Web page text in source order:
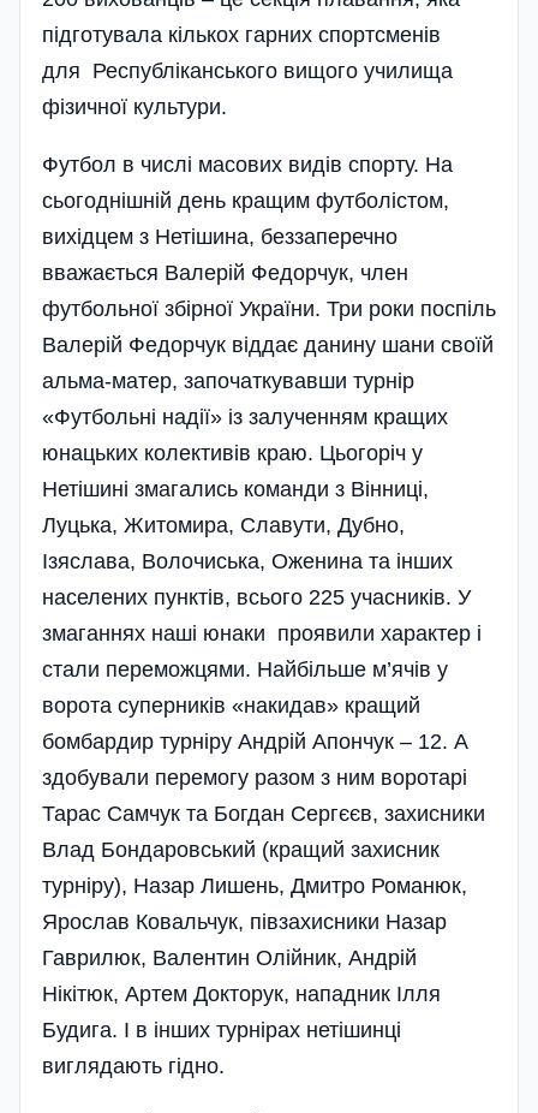
підготувала кількох гарних спортсменів
для Республіканського вищого училища
фізичної культури.
Футбол в числі масових видів спорту. На
сьогоднішній день кращим футболістом,
вихідцем з Нетішина, беззаперечно
вважається Валерій Федорчук, член
футбольної збірної України. Три роки поспіль
Валерій Федорчук віддає данину шани своїй
альма-матер, започаткувавши турнір
«Футбольні надії» із залученням кращих
юнацьких колективів краю. Цьогоріч у
Нетішині зма­гались команди з Вінниці,
Луцька, Житомира, Славути, Дубно,
Ізяслава, Волочиська, Оженина та інших
населених пунктів, всього 225 учасників. У
змаганнях наші юнаки проявили характер і
стали переможцями. Найбільше м’ячів у
ворота суперників «накидав» кращий
бомбардир турніру Андрій Апончук – 12. А
здобували перемогу разом з ним воротарі
Тарас Самчук та Богдан Сергєєв, захисники
Влад Бондаровський (кращий захисник
турніру), Назар Лишень, Дмитро Романюк,
Ярослав Ковальчук, півзахисники Назар
Гаврилюк, Валентин Олійник, Андрій
Нікітюк, Артем Докторук, нападник Ілля
Будига. І в інших турнірах нетішинці
виглядають гідно.